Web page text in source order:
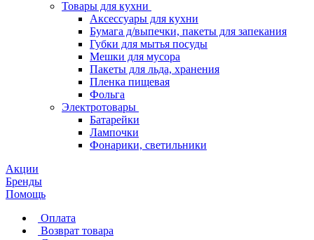
Товары для кухни
Аксессуары для кухни
Бумага д/выпечки, пакеты для запекания
Губки для мытья посуды
Мешки для мусора
Пакеты для льда, хранения
Пленка пищевая
Фольга
Электротовары
Батарейки
Лампочки
Фонарики, светильники
Акции
Бренды
Помощь
Оплата
Возврат товара